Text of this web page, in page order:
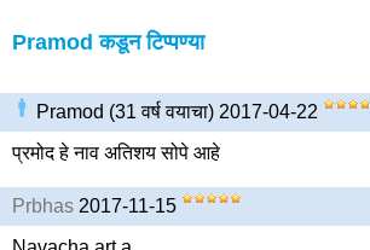
Pramod कडून टिप्पण्या
Pramod (31 वर्ष वयाचा) 2017-04-22
प्रमोद हे नाव अतिशय सोपे आहे
Prbhas 2017-11-15